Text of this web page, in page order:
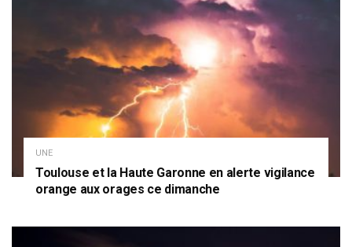
UNE
Toulouse et la Haute Garonne en alerte vigilance
orange aux orages ce dimanche